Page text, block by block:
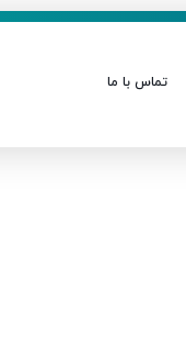
تماس با ما